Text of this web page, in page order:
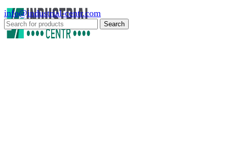
info@industrial-centr.com
Search